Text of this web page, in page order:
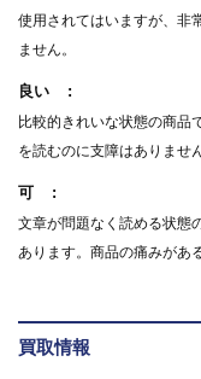
使用されてはいますが、非
ません。
良い
比較的きれいな状態の商品
を読むのに支障はありません
可
文章が問題なく読める状態
あります。商品の痛みがあ
買取情報